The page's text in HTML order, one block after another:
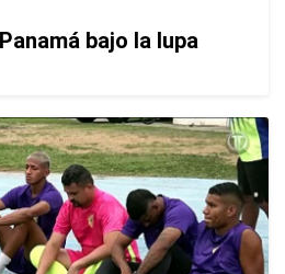
bajo la lupa